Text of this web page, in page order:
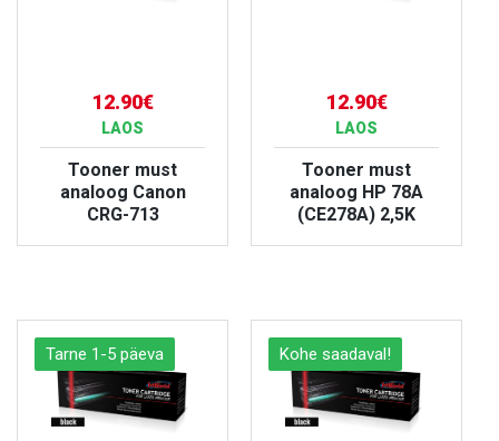
12.90€
LAOS
Tooner must
analoog Canon
CRG-713
12.90€
LAOS
Tooner must
analoog HP 78A
(CE278A) 2,5K
Tarne 1-5 päeva Kohe saadaval!